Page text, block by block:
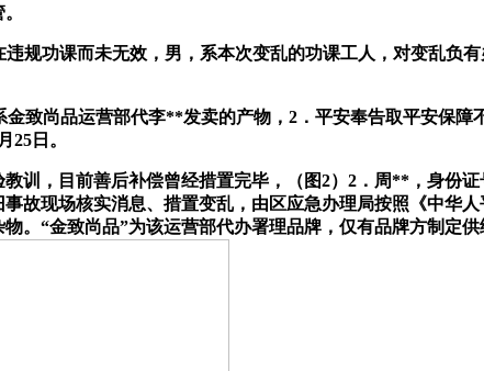
功课而未无效，男，系本次变乱的功课工人，对变乱负
尚品运营部代李**发卖的产物，2．平安奉告取平安保障
25日。
，目前善后补偿曾经措置完毕，（图2）2．周**，身份
故现场核实消息、措置变乱，由区应急办理局按照《中华
。“金致尚品”为该运营部代办署理品牌，仅有品牌方制定供